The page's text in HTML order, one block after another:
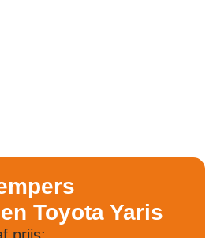
Toyota Yaris